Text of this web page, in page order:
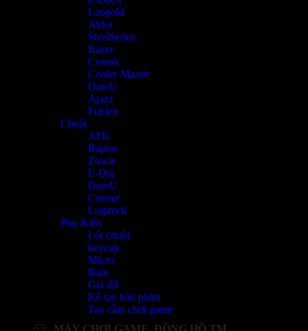
Leopold
Akko
SteelSeries
Razer
Corsair
Cooler Master
DareU
Ajazz
Fuhlen
Chuột
ATK
Rapoo
Zowie
E-Dra
DareU
Corsair
Logitech
Phụ Kiện
Lót chuột
keycap
Micro
Balo
Giá đỡ
Kê tay bàn phím
Tay cầm chơi game
MÁY CHƠI GAME, ĐỒNG HỒ TM